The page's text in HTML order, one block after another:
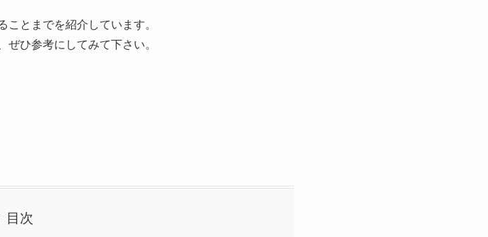
とまでを紹介しています。
ひ参考にしてみて下さい。
目次